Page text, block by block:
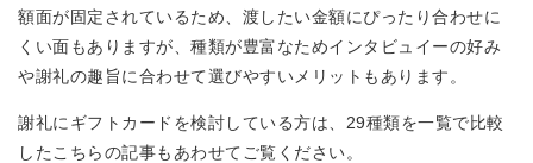
額面が固定されているため、渡したい金額にぴったり合わせに
くい面もありますが、種類が豊富なためインタビュイーの好み
や謝礼の趣旨に合わせて選びやすいメリットもあります。
謝礼にギフトカードを検討している方は、29種類を一覧で比較
したこちらの記事もあわせてご覧ください。